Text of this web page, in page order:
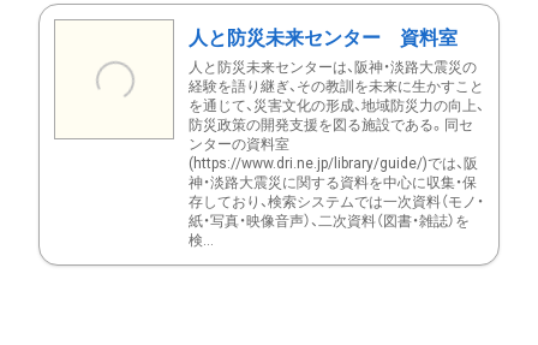
人と防災未来センター 資料室
人と防災未来センターは、阪神・淡路大震災の
経験を語り継ぎ、その教訓を未来に生かすこと
を通じて、災害文化の形成、地域防災力の向上、
防災政策の開発支援を図る施設である。同セ
ンターの資料室
(https://www.dri.ne.jp/library/guide/)では、阪
神・淡路大震災に関する資料を中心に収集・保
存しており、検索システムでは一次資料（モノ・
紙・写真・映像音声）、二次資料（図書・雑誌）を
検...